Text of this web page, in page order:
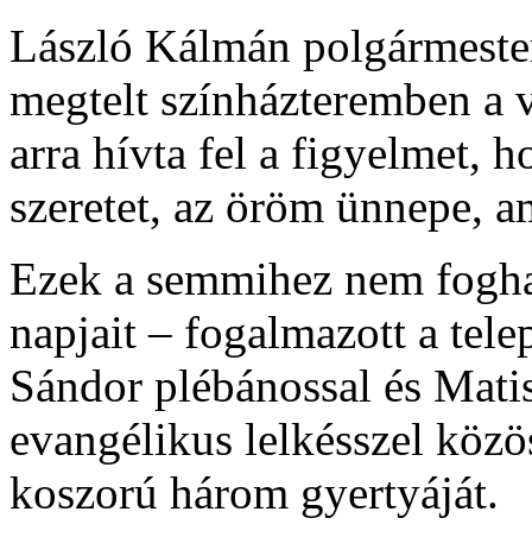
László Kálmán
megtelt színházteremben a
arra hívta fel a figyelmet,
szeretet, az öröm ünnepe,
Ezek a semmihez nem
napjait – fogalmazott a
Sándor plébánossal és
evangélikus lelkésszel
koszorú három gyertyáját.